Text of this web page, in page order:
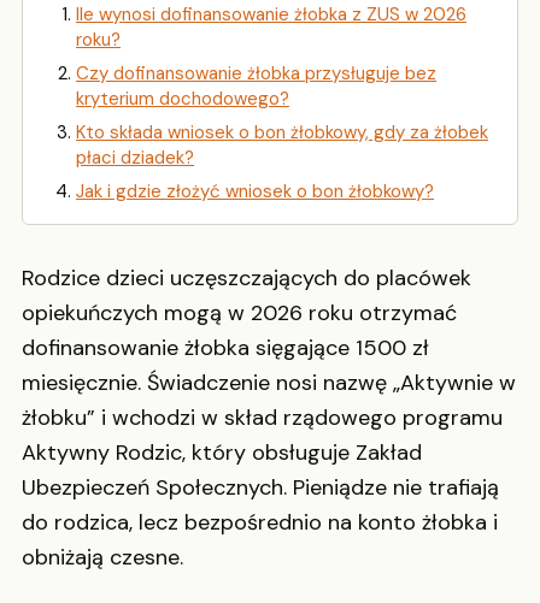
Ile wynosi dofinansowanie żłobka z ZUS w 2026
roku?
Czy dofinansowanie żłobka przysługuje bez
kryterium dochodowego?
Kto składa wniosek o bon żłobkowy, gdy za żłobek
płaci dziadek?
Jak i gdzie złożyć wniosek o bon żłobkowy?
Rodzice dzieci uczęszczających do placówek
opiekuńczych mogą w 2026 roku otrzymać
dofinansowanie żłobka sięgające 1500 zł
miesięcznie. Świadczenie nosi nazwę „Aktywnie w
żłobku” i wchodzi w skład rządowego programu
Aktywny Rodzic, który obsługuje Zakład
Ubezpieczeń Społecznych. Pieniądze nie trafiają
do rodzica, lecz bezpośrednio na konto żłobka i
obniżają czesne.